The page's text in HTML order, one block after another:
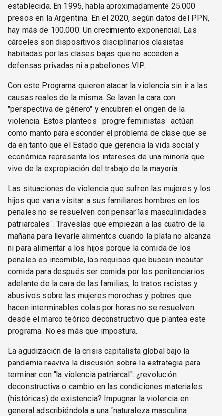
establecida. En 1995, había aproximadamente 25.000
presos en la Argentina. En el 2020, según datos del PPN,
hay más de 100.000. Un crecimiento exponencial. Las
cárceles son dispositivos disciplinarios clasistas
habitadas por las clases bajas que no acceden a
defensas privadas ni a pabellones VIP.
Con este Programa quieren atacar la violencia sin ir a las
causas reales de la misma. Se lavan la cara con
"perspectiva de género" y encubren el origen de la
violencia. Estos planteos ¨progre feministas¨ actúan
como manto para esconder el problema de clase que se
da en tanto que el Estado que gerencia la vida social y
económica representa los intereses de una minoría que
vive de la expropiación del trabajo de la mayoría.
Las situaciones de violencia que sufren las mujeres y los
hijos que van a visitar a sus familiares hombres en los
penales no se resuelven con pensar ̈las masculinidades
patriarcales¨. Travesías que empiezan a las cuatro de la
mañana para llevarle alimentos cuando la plata no alcanza
ni para alimentar a los hijos porque la comida de los
penales es incomible, las requisas que buscan incautar
comida para después ser comida por los penitenciarios
adelante de la cara de las familias, lo tratos racistas y
abusivos sobre las mujeres morochas y pobres que
hacen interminables colas por horas no se resuelven
desde el marco teórico deconstructivo que plantea este
programa. No es más que impostura.
La agudización de la crisis capitalista global bajo la
pandemia reaviva la discusión sobre la estrategia para
terminar con "la violencia patriarcal": ¿revolución
deconstructiva o cambio en las condiciones materiales
(históricas) de existencia? Impugnar la violencia en
general adscribiéndola a una “naturaleza masculina